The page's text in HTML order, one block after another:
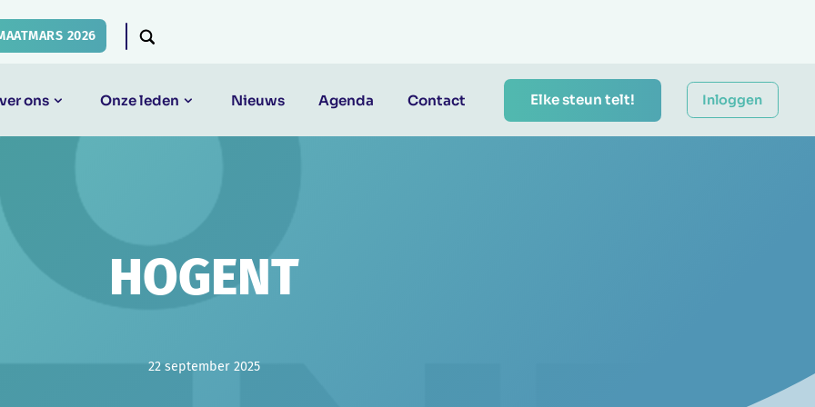
2026
ons Onze leden Nieuws Agenda Contact Elke steun telt! Inloggen
HOGENT
22 september 2025